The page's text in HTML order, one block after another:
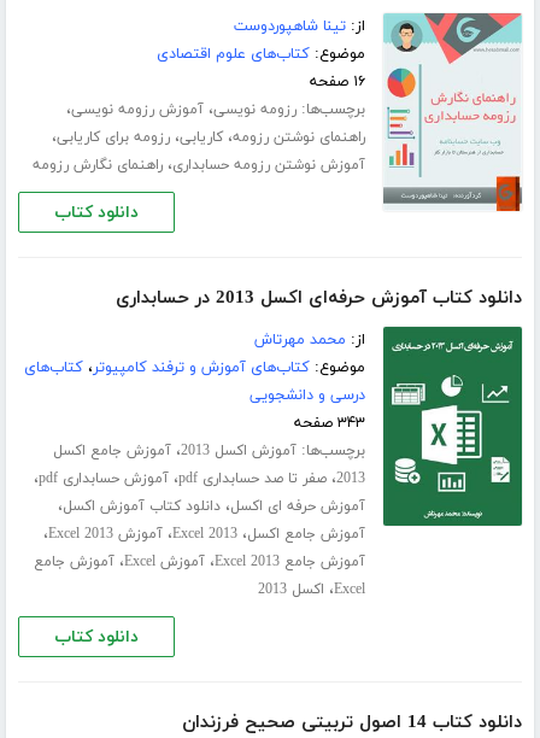
از:تینا شاهپوردوست
موضوع:کتاب‌های علوم اقتصادی
۱۶ صفحه
برچسب‌ها:رزومه نویسی،آموزش رزومه نویسی،
راهنمای نوشتن رزومه،کاریابی،رزومه برای کاریابی،
آموزش نوشتن رزومه حسابداری،راهنمای نگارش رزومه
دانلود کتاب
دانلود کتاب آموزش حرفه‌ای اکسل 2013 در حسابداری
از: محمد مهرتاش
موضوع:کتاب‌های آموزش و ترفند کامپیوتر،کتاب‌های
درسی و دانشجویی
۳۴۳ صفحه
برچسب‌ها:آموزش اکسل 2013 ،آموزش جامع اکسل
2013،صفر تا صد حسابداری pdf ،آموزش حسابداری pdf ،
آموزش حرفه ای اکسل،دانلود کتاب آموزش اکسل،
آموزش جامع اکسل،Excel 2013،آموزش Excel 2013 ،
آموزش جامع Excel 2013 ،آموزش Excel ،آموزش جامع
Excel، اکسل 2013
دانلود کتاب
دانلود کتاب 14 اصول تربیتی صحیح فرزندان